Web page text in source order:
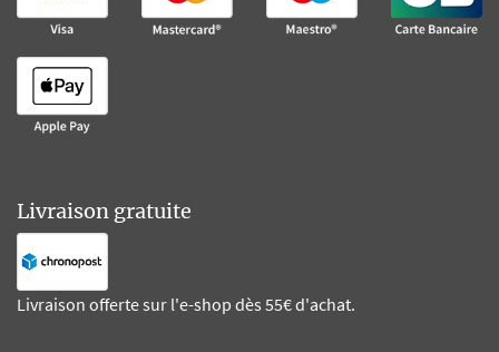
Livraison gratuite
Livraison offerte sur l'e-shop dès 55€ d'achat.